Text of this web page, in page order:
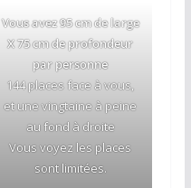
Vous avez 95 cm de large
X 75 cm de profondeur
par personne
144 places face à vous,
et une vingtaine à peine
au fond à droite
Vous voyez les places
sont limitées.